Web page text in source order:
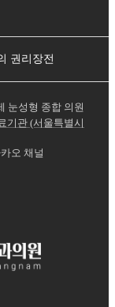
권리장전
눈성형 종합 의원
기관 (서울특별시
오 채널